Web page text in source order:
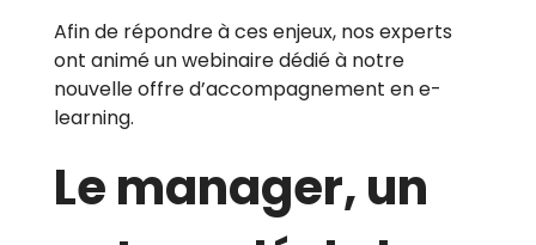
Afin de répondre à ces enjeux, nos experts
ont animé un webinaire dédié à notre
nouvelle offre d’accompagnement en e-
learning.
Le manager, un